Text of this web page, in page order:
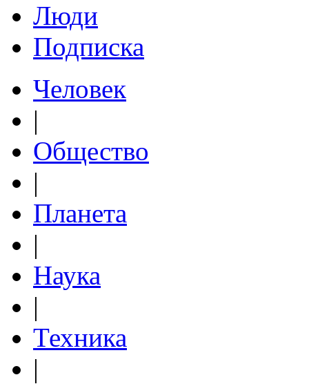
Люди
Подписка
Человек
|
Общество
|
Планета
|
Наука
|
Техника
|